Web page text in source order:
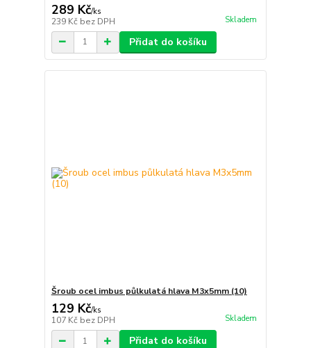
289 Kč/ks
239 Kč bez DPH Skladem
Přidat do košíku
Šroub ocel imbus půlkulatá hlava M3x5mm (10)
129 Kč/ks
107 Kč bez DPH Skladem
Přidat do košíku